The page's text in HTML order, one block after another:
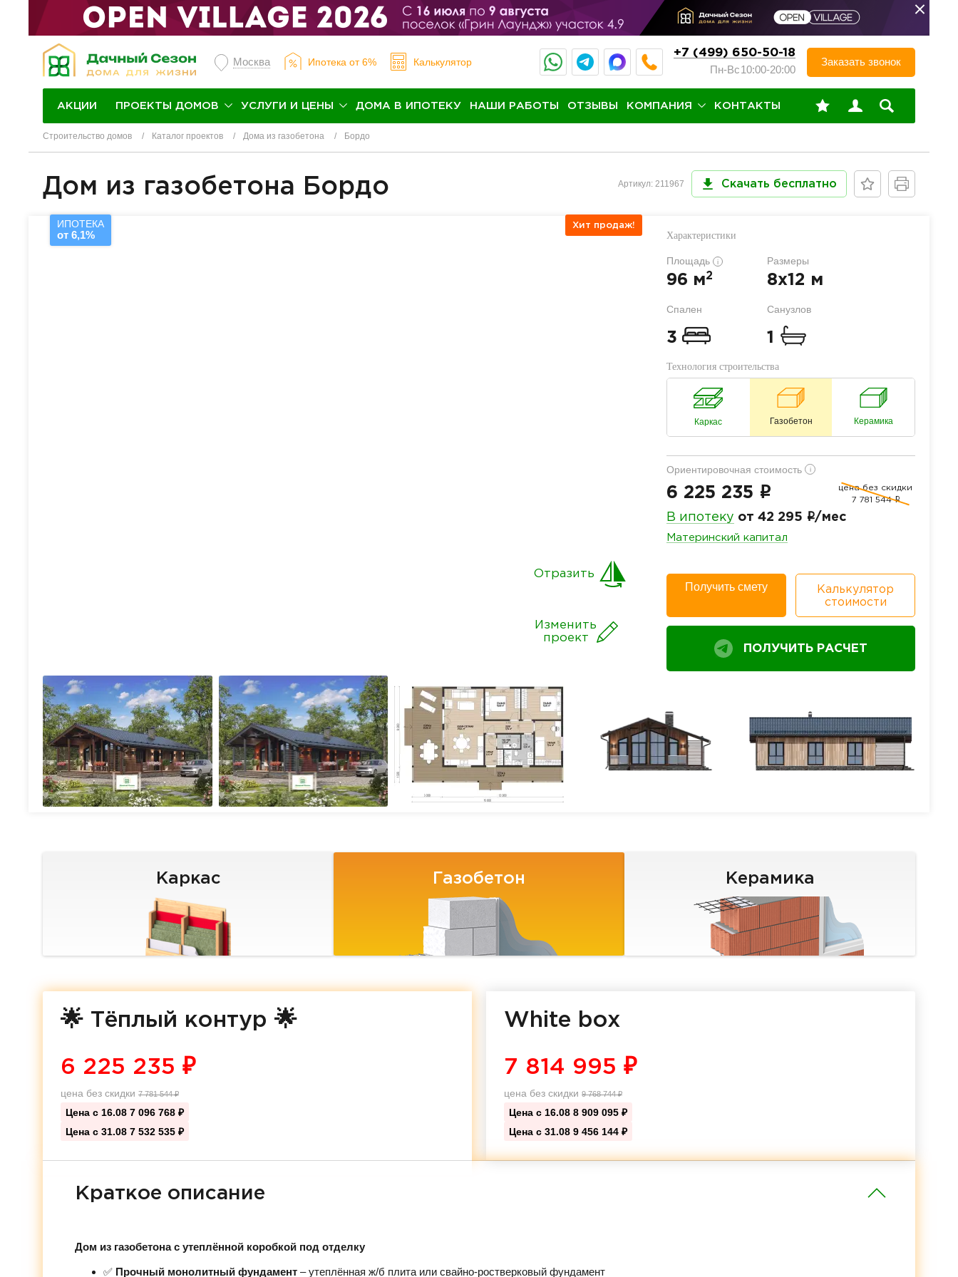
Москва Ипотека от 6% Калькулятор
+7 (499) 650-50-18
Пн-Вс10:00-20:00
Заказать звонок
АКЦИИ ПРОЕКТЫ ДОМОВ УСЛУГИ И ЦЕНЫ ДОМА В ИПОТЕКУ НАШИ РАБОТЫ ОТЗЫВЫ КОМПАНИЯ КОНТАКТЫ
Строительство домов Каталог проектов Дома из газобетона Бордо
Дом из газобетона Бордо Артикул: 211967 Скачать бесплатно
ИПОТЕКА
от 6,1%
Хит продаж!
Изменить
проект
Отразить
Характеристики
Площадь i
96 м2
Размеры
8x12 м
Спален
3
Санузлов
1
Технология строительства
Каркас Газобетон Керамика
Ориентировочная стоимость i
6 225 235 i
цена без скидки
7 781 544 i
В ипотеку от 42 295 i/мес
Материнский капитал
Получить смету
Калькулятор
стоимости
ПОЛУЧИТЬ РАСЧЕТ
Каркас Газобетон Керамика
🌟 Тёплый контур 🌟
6 225 235 ₽
цена без скидки 7 781 544₽
Цена с 16.08 7 096 768 ₽
Цена с 31.08 7 532 535 ₽
White box
7 814 995 ₽
цена без скидки 9 768 744₽
Цена с 16.08 8 909 095 ₽
Цена с 31.08 9 456 144 ₽
Краткое описание
Дом из газобетона с утеплённой коробкой под отделку
✅ Прочный монолитный фундамент – утеплённая ж/б плита или свайно-ростверковый фундамент